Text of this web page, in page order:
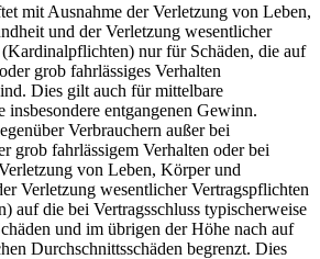
mit Ausnahme der Verletzung von Leben,
und der Verletzung wesentlicher
nur für Schäden, die auf
grob fahrlässiges Verhalten
Dies gilt auch für mittelbare
insbesondere entgangenen Gewinn.
Verbrauchern außer bei
grob fahrlässigem Verhalten oder bei
von Leben, Körper und
Verletzung wesentlicher Vertragspflichten
auf die bei Vertragsschluss typischerweise
und im übrigen der Höhe nach auf
Durchschnittsschäden begrenzt. Dies